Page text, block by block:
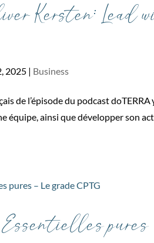
Kersten: Lead
2025 | Business
de l’épisode du podcast
équipe, ainsi que développer son
pures